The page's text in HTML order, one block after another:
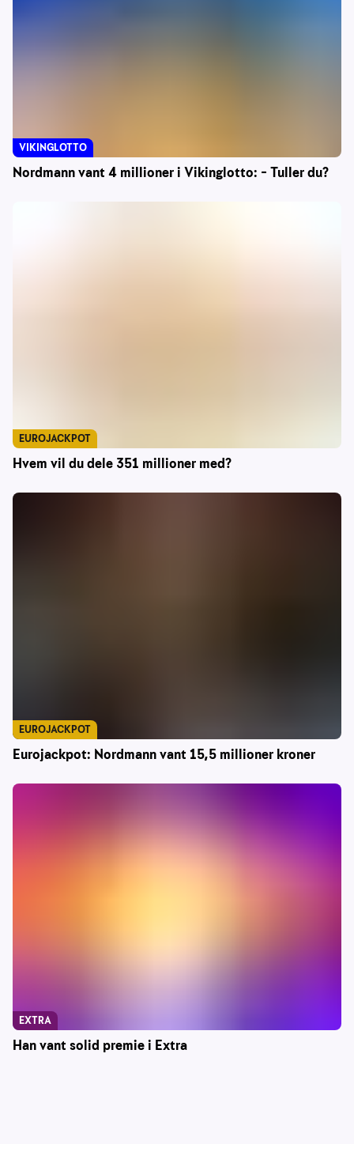
Nordmann vant 4 millioner i Vikinglotto: – Tuller du?
VIKINGLOTTO
Hvem vil du dele 351 millioner med?
EUROJACKPOT
Eurojackpot: Nordmann vant 15,5 millioner kroner
EUROJACKPOT
Han vant solid premie i Extra
EXTRA